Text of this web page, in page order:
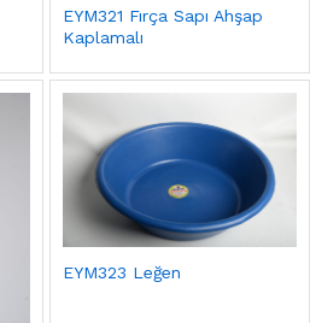
EYM321 Fırça Sapı Ahşap
Kaplamalı
EYM323 Leğen